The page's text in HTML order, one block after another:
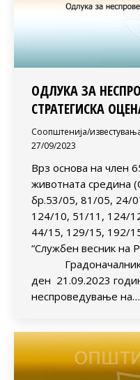
ОДЛУКА ЗА
СТРАТЕГИСКА
Соопштенија/
27/09/2023
Врз основа на член
животната средина
бр.53/05, 81/05, 24/
124/10, 51/11, 124/
44/15, 129/15, 192/
“Службен весник на
ден 21.09.2023
неспроведување на…